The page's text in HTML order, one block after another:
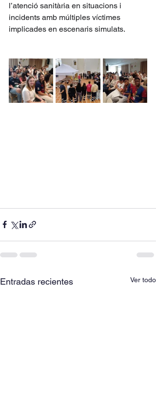
l’atenció sanitària en situacions i
incidents amb múltiples víctimes
implicades en escenaris simulats.
Entradas recientes Ver todo